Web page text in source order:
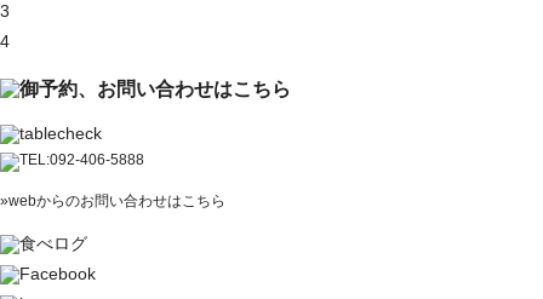
3
4
»webからのお問い合わせはこちら